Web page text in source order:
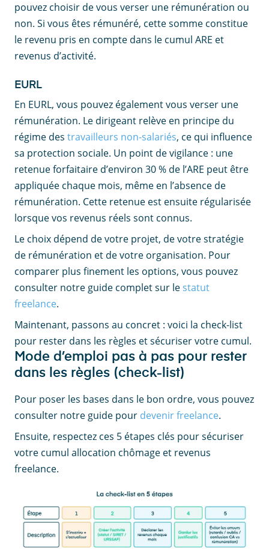
pouvez choisir de vous verser une rémunération ou
non. Si vous êtes rémunéré, cette somme constitue
le revenu pris en compte dans le cumul ARE et
revenus d’activité.
EURL
En EURL, vous pouvez également vous verser une
rémunération. Le dirigeant relève en principe du
régime des travailleurs non-salariés, ce qui influence
sa protection sociale. Un point de vigilance : une
retenue forfaitaire d’environ 30 % de l’ARE peut être
appliquée chaque mois, même en l’absence de
rémunération. Cette retenue est ensuite régularisée
lorsque vos revenus réels sont connus.
Le choix dépend de votre projet, de votre stratégie
de rémunération et de votre organisation. Pour
comparer plus finement les options, vous pouvez
consulter notre guide complet sur lestatut
freelance.
Maintenant, passons au concret : voici la check-list
pour rester dans les règles et sécuriser votre cumul.
Mode d’emploi pas à pas pour rester
dans les règles (check-list)
Pour poser les bases dans le bon ordre, vous pouvez
consulter notre guide pour devenir freelance.
Ensuite, respectez ces 5 étapes clés pour sécuriser
votre cumul allocation chômage et revenus
freelance.